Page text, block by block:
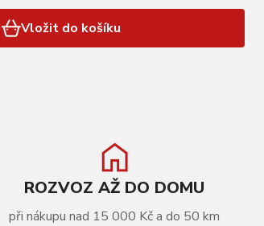
Vložit do košíku
ROZVOZ AŽ DO DOMU
při nákupu nad 15 000 Kč a do 50 km